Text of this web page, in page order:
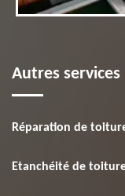
Autres services
Réparation de
Etanchéité de